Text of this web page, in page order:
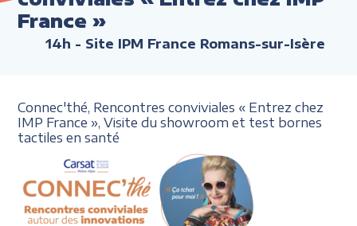
France »
14h - Site IPM France Romans-sur-Isère
Connec'thé, Rencontres conviviales « Entrez chez
IMP France »,Visite du showroom et test bornes
tactiles en santé